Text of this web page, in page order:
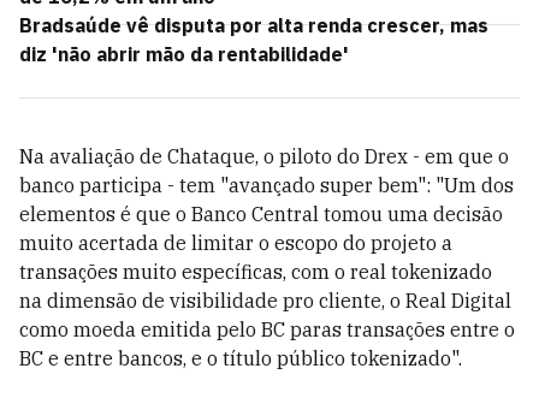
Bradsaúde vê disputa por alta renda crescer, mas
diz 'não abrir mão da rentabilidade'
Na avaliação de Chataque, o piloto do Drex - em que o
banco participa - tem "avançado super bem": "Um dos
elementos é que o Banco Central tomou uma decisão
muito acertada de limitar o escopo do projeto a
transações muito específicas, com o real tokenizado
na dimensão de visibilidade pro cliente, o Real Digital
como moeda emitida pelo BC paras transações entre o
BC e entre bancos, e o título público tokenizado".